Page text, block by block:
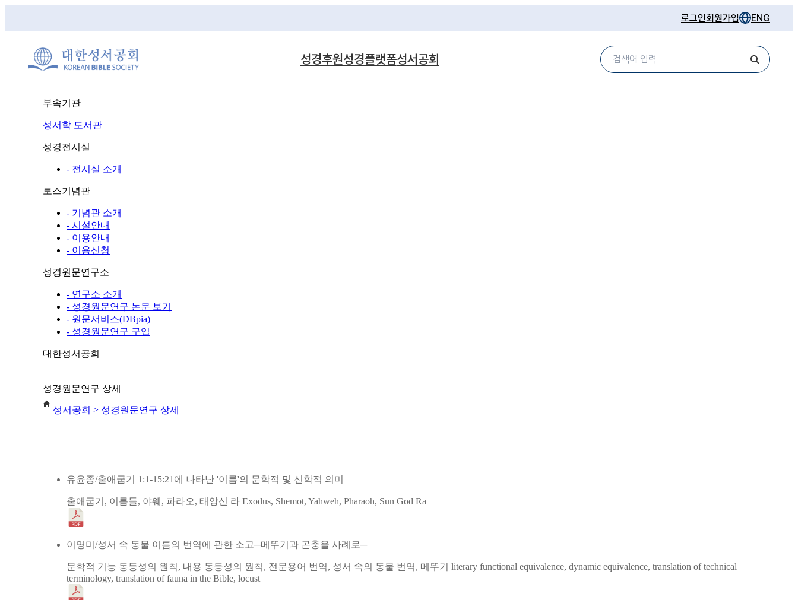
로그인회원가입 ENG
성경후원성경플랫폼성서공회
부속기관
성서학 도서관
성경전시실
- 전시실 소개
로스기념관
- 기념관 소개
- 시설안내
- 이용안내
- 이용신청
성경원문연구소
- 연구소 소개
- 성경원문연구 논문 보기
- 원문서비스(DBpia)
- 성경원문연구 구입
대한성서공회
성경원문연구 상세
성서공회 > 성경원문연구 상세
유윤종/출애굽기 1:1-15:21에 나타난 '이름'의 문학적 및 신학적 의미
출애굽기, 이름들, 야웨, 파라오, 태양신 라 Exodus, Shemot, Yahweh, Pharaoh, Sun God Ra
이영미/성서 속 동물 이름의 번역에 관한 소고─메뚜기과 곤충을 사례로─
문학적 기능 동등성의 원칙, 내용 동등성의 원칙, 전문용어 번역, 성서 속의 동물 번역, 메뚜기
literary functional equivalence, dynamic equivalence, translation of technical
terminology, translation of fauna in the Bible, locust